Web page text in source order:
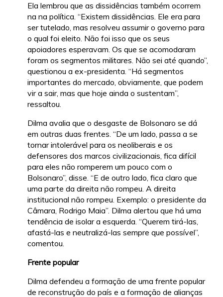
Ela lembrou que as dissidências também ocorrem
na na política. “Existem dissidências. Ele era para
ser tutelado, mas resolveu assumir o governo para
o qual foi eleito. Não foi isso que os seus
apoiadores esperavam. Os que se acomodaram
foram os segmentos militares. Não sei até quando”,
questionou a ex-presidenta. “Há segmentos
importantes do mercado, obviamente, que podem
vir a sair, mas que hoje ainda o sustentam”,
ressaltou.
Dilma avalia que o desgaste de Bolsonaro se dá
em outras duas frentes. “De um lado, passa a se
tornar intolerável para os neoliberais e os
defensores dos marcos civilizacionais, fica difícil
para eles não romperem um pouco com o
Bolsonaro”, disse. “E de outro lado, fica claro que
uma parte da direita não rompeu. A direita
institucional não rompeu. Exemplo: o presidente da
Câmara, Rodrigo Maia”. Dilma alertou que há uma
tendência de isolar a esquerda. “Querem tirá-las,
afastá-las e neutralizá-las sempre que possível”,
comentou.
Frente popular
Dilma defendeu a formação de uma frente popular
de reconstrução do país e a formação de alianças